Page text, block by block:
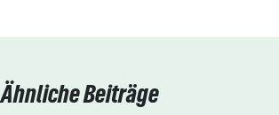
Ähnliche Beiträge